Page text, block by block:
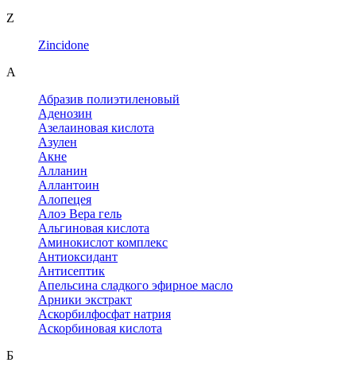
Z
Zincidone
А
Абразив полиэтиленовый
Аденозин
Азелаиновая кислота
Азулен
Акне
Алланин
Аллантоин
Алопецея
Алоэ Вера гель
Альгиновая кислота
Аминокислот комплекс
Антиоксидант
Антисептик
Апельсина сладкого эфирное масло
Арники экстракт
Аскорбилфосфат натрия
Аскорбиновая кислота
Б